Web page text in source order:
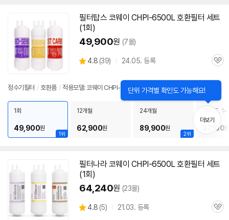
필터탑스 코웨이 CHPI-6500L호환필터 세트
(1회)
49,900원 (7몰)
별
4.8 (상
리
39) 24.05. 등록
관
정수기필터 / 호환품 / 적용모델: 코웨이 CHPI-6500L
정
보
펼
치
1위
1회
49,900원
12개월
62,900원
2위
24개월
89,900원
1회 UF,
37,100원
단위 가격별 확인도 가능해요!
기
더보기
필터나라 코웨이 CHPI-6500L호환필터 세트
(1회)
64,240원 (23몰)
별
4.8 (상
5) 21.03. 등록
관